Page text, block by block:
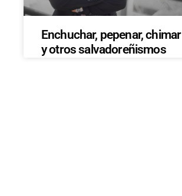
Enchuchar, pepenar, chimar
y otros salvadoreñismos